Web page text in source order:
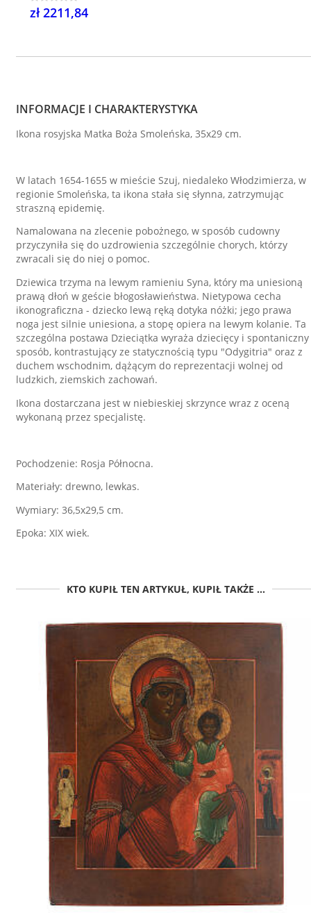
zł 2211,84
INFORMACJE I CHARAKTERYSTYKA
Ikona rosyjska Matka Boża Smoleńska, 35x29 cm.
W latach 1654-1655 w mieście Szuj, niedaleko Włodzimierza, w
regionie Smoleńska, ta ikona stała się słynna, zatrzymując
straszną epidemię.
Namalowana na zlecenie pobożnego, w sposób cudowny
przyczyniła się do uzdrowienia szczególnie chorych, którzy
zwracali się do niej o pomoc.
Dziewica trzyma na lewym ramieniu Syna, który ma uniesioną
prawą dłoń w geście błogosławieństwa. Nietypowa cecha
ikonograficzna - dziecko lewą ręką dotyka nóżki; jego prawa
noga jest silnie uniesiona, a stopę opiera na lewym kolanie. Ta
szczególna postawa Dzieciątka wyraża dziecięcy i spontaniczny
sposób, kontrastujący ze statycznością typu "Odygitria" oraz z
duchem wschodnim, dążącym do reprezentacji wolnej od
ludzkich, ziemskich zachowań.
Ikona dostarczana jest w niebieskiej skrzynce wraz z oceną
wykonaną przez specjalistę.
Pochodzenie: Rosja Północna.
Materiały: drewno, lewkas.
Wymiary: 36,5x29,5 cm.
Epoka: XIX wiek.
KTO KUPIŁ TEN ARTYKUŁ, KUPIŁ TAKŻE ...